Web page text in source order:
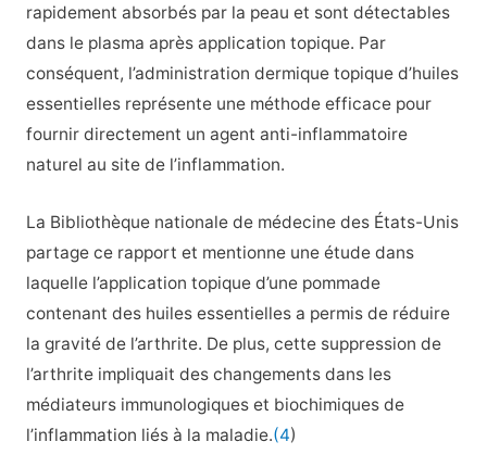
rapidement absorbés par la peau et sont détectables
dans le plasma après application topique. Par
conséquent, l’administration dermique topique d’huiles
essentielles représente une méthode efficace pour
fournir directement un agent anti-inflammatoire
naturel au site de l’inflammation.
La Bibliothèque nationale de médecine des États-Unis
partage ce rapport et mentionne une étude dans
laquelle l’application topique d’une pommade
contenant des huiles essentielles a permis de réduire
la gravité de l’arthrite. De plus, cette suppression de
l’arthrite impliquait des changements dans les
médiateurs immunologiques et biochimiques de
l’inflammation liés à la maladie.(4)